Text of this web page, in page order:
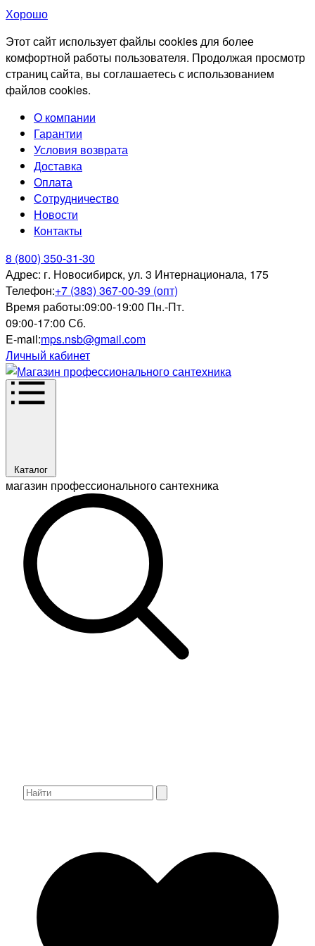
Хорошо
Этот сайт использует файлы cookies для более
комфортной работы пользователя. Продолжая просмотр
страниц сайта, вы соглашаетесь с использованием
файлов cookies.
О компании
Гарантии
Условия возврата
Доставка
Оплата
Сотрудничество
Новости
Контакты
8 (800) 350-31-30
Адрес: г. Новосибирск, ул. 3 Интернационала, 175
Телефон:+7 (383) 367-00-39 (опт)
Время работы:09:00-19:00 Пн.-Пт.
09:00-17:00 Сб.
E-mail:mps.nsb@gmail.com
Личный кабинет
Каталог
магазин профессионального сантехника